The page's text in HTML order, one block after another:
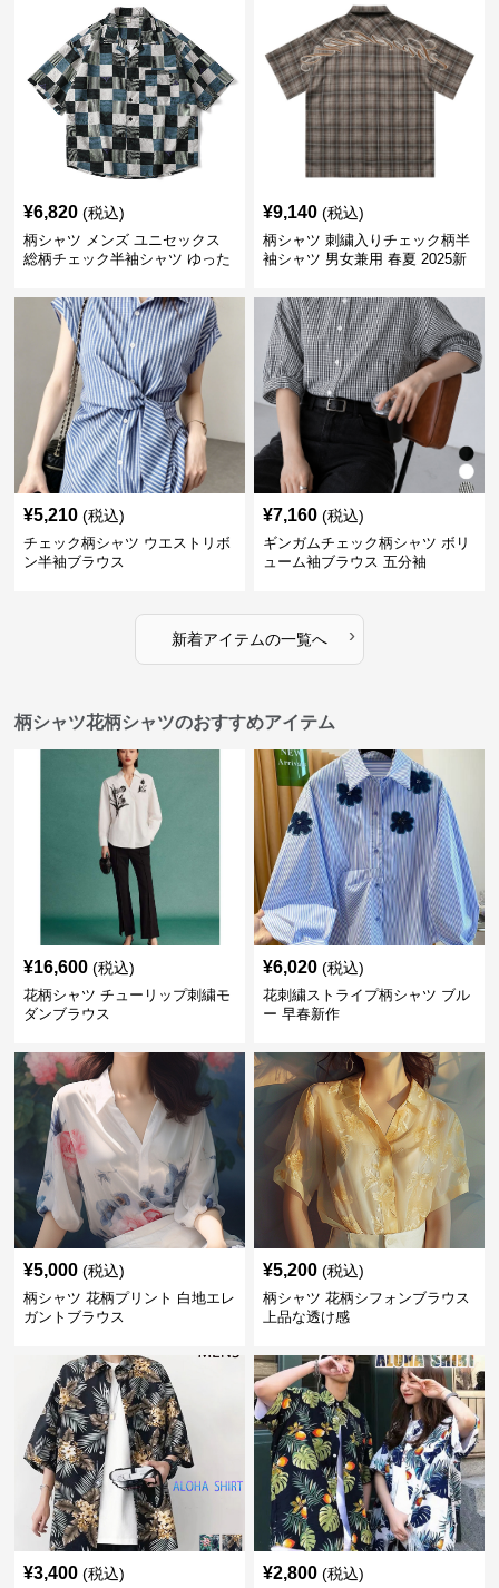
¥6,820 (税込)
柄シャツ メンズ ユニセックス
総柄チェック半袖シャツ ゆった
¥9,140 (税込)
柄シャツ 刺繍入りチェック柄半
袖シャツ 男女兼用 春夏 2025新
¥5,210 (税込)
チェック柄シャツ ウエストリボ
ン半袖ブラウス
¥7,160 (税込)
ギンガムチェック柄シャツ ボリ
ューム袖ブラウス 五分袖
新着アイテムの一覧へ ›
柄シャツ花柄シャツのおすすめアイテム
¥16,600 (税込)
花柄シャツ チューリップ刺繍モ
ダンブラウス
¥6,020 (税込)
花刺繍ストライプ柄シャツ ブル
ー 早春新作
¥5,000 (税込)
柄シャツ 花柄プリント 白地エレ
ガントブラウス
¥5,200 (税込)
柄シャツ 花柄シフォンブラウス
上品な透け感
¥3,400 (税込) ¥2,800 (税込)